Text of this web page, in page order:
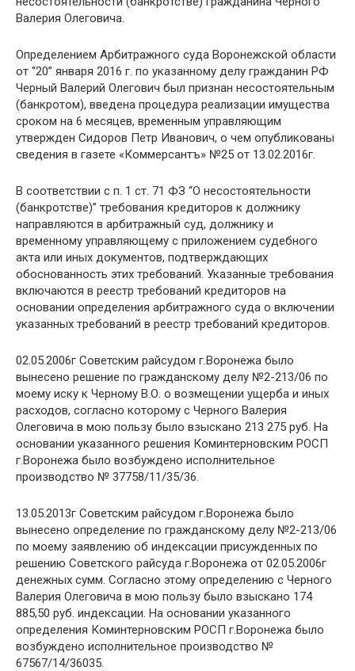
Валерия Олеговича.
Определением Арбитражного суда Воронежской области
от “20” января 2016 г. по указанному делу гражданин РФ
Черный Валерий Олегович был признан несостоятельным
(банкротом), введена процедура реализации имущества
сроком на 6 месяцев, временным управляющим
утвержден Сидоров Петр Иванович, о чем опубликованы
сведения в газете «Коммерсантъ» №25 от 13.02.2016г.
В соответствии с п. 1 ст. 71 ФЗ “О несостоятельности
(банкротстве)” требования кредиторов к должнику
направляются в арбитражный суд, должнику и
временному управляющему с приложением судебного
акта или иных документов, подтверждающих
обоснованность этих требований. Указанные требования
включаются в реестр требований кредиторов на
основании определения арбитражного суда о включении
указанных требований в реестр требований кредиторов.
02.05.2006г Советским райсудом г.Воронежа было
вынесено решение по гражданскому делу №2-213/06 по
моему иску к Черному В.О. о возмещении ущерба и иных
расходов, согласно которому с Черного Валерия
Олеговича в мою пользу было взыскано 213 275 руб. На
основании указанного решения Коминтерновским РОСП
г.Воронежа было возбуждено исполнительное
производство № 37758/11/35/36.
13.05.2013г Советским райсудом г.Воронежа было
вынесено определение по гражданскому делу №2-213/06
по моему заявлению об индексации присужденных по
решению Советского райсуда г.Воронежа от 02.05.2006г
денежных сумм. Согласно этому определению с Черного
Валерия Олеговича в мою пользу было взыскано 174
885,50 руб. индексации. На основании указанного
определения Коминтерновским РОСП г.Воронежа было
возбуждено исполнительное производство №
67567/14/36035.